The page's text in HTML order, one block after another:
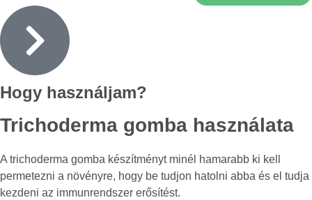
Hogy használjam?
Trichoderma gomba használata
A trichoderma gomba készítményt minél hamarabb ki kell
permetezni a növényre, hogy be tudjon hatolni abba és el tudja
kezdeni az immunrendszer erősítést.